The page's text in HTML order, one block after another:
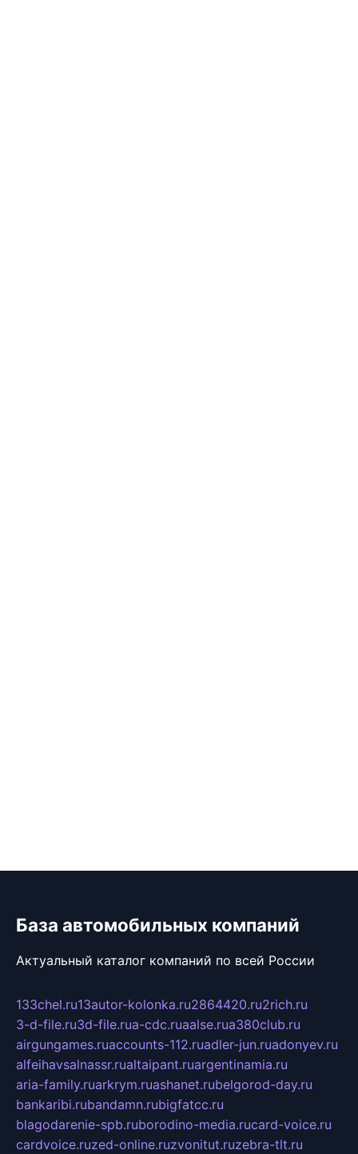
База автомобильных компаний
Актуальный каталог компаний по всей России
133chel.ru13autor-kolonka.ru2864420.ru2rich.ru
3-d-file.ru3d-file.rua-cdc.ruaalse.rua380club.ru
airgungames.ruaccounts-112.ruadler-jun.ruadonyev.ru
alfeihavsalnassr.rualtaipant.ruargentinamia.ru
aria-family.ruarkrym.ruashanet.rubelgorod-day.ru
bankaribi.rubandamn.rubigfatcc.ru
blagodarenie-spb.ruborodino-media.rucard-voice.ru
cardvoice.ruzed-online.ruzvonitut.ruzebra-tlt.ru